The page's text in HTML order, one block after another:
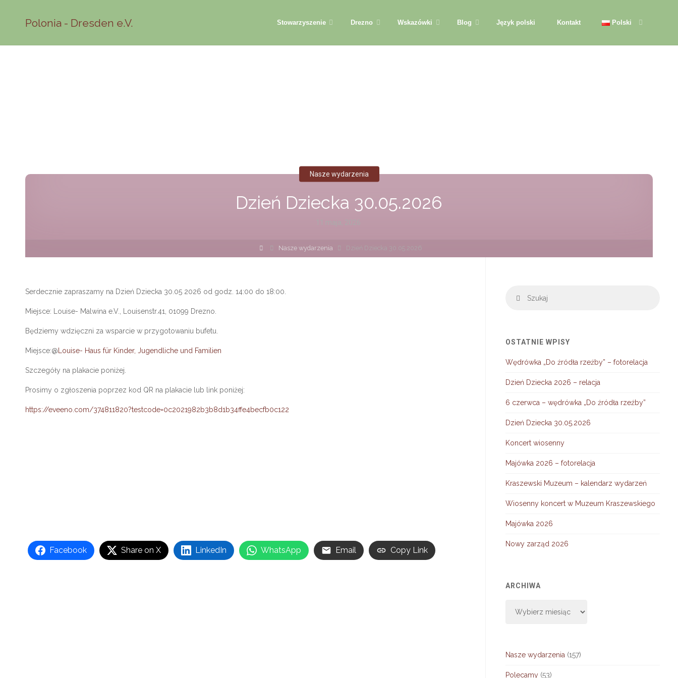
Polonia - Dresden e.V. Stowarzyszenie Drezno Wskazówki Blog Język polski Kontakt Polski
Dzień Dziecka 30.05.2026
Nasze wydarzenia
Strona
główna
Nasze wydarzenia Dzień Dziecka 30.05.2026
Serdecznie zapraszamy na Dzień Dziecka 30.05 2026 od godz. 14:00 do 18:00.
Miejsce: Louise- Malwina e.V., Louisenstr.41, 01099 Drezno.
Będziemy wdzięczni za wsparcie w przygotowaniu bufetu.
Miejsce:@ Louise- Haus für Kinder, Jugendliche und Familien
Szczegóły na plakacie poniżej.
Prosimy o zgłoszenia poprzez kod QR na plakacie lub link poniżej:
https://eveeno.com/374811820?testcode=0c2021982b3b8d1b34ffe4becfb0c122
Facebook Share on X LinkedIn WhatsApp Email Copy Link
Szukaj
OSTATNIE WPISY
Wędrówka „Do źródła rzeźby” – fotorelacja
Dzień Dziecka 2026 – relacja
6 czerwca – wędrówka „Do źródła rzeźby”
Dzień Dziecka 30.05.2026
Koncert wiosenny
Majówka 2026 – fotorelacja
Kraszewski Muzeum – kalendarz wydarzeń
Wiosenny koncert w Muzeum Kraszewskiego
Majówka 2026
Nowy zarząd 2026
ARCHIWA
Nasze wydarzenia (157)
Polecamy (53)